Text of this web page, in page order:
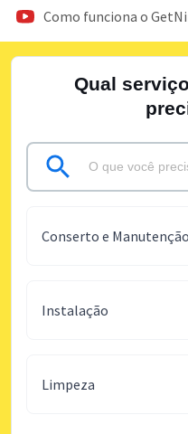
Como funciona o
Qual
Conserto e Manutenção
Instalação
Limpeza